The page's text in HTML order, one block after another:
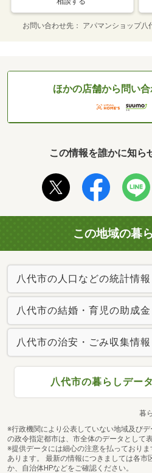
お問い合わせ先 アパマンショップ
ほかの店舗から問い合
この情報を誰かに知ら
この地域の暮
八代市の人口などの統計情報
八代市の結婚・育児の助成金
八代市の治安・ごみ収集情報
八代市の暮らしデー
暮
※行政機関により公表していない地域及び
の政令指定都市は、市全体のデータとして
※提供データには細心の注意を払っており
あります。 最新の情報につきましては各市
か、自治体HPなどをご確認ください。